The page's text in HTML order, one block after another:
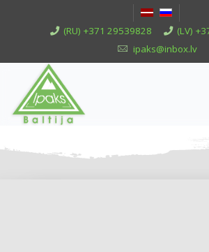
(RU) +371 29539828
(LV)
ipaks@inbox.lv